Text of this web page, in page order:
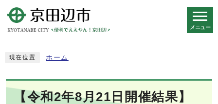
メニュー
現在位置 ホーム
【令和2年8月21日開催結果】